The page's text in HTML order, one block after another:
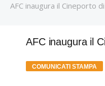
AFC inaugura il Cineporto
AFC inaugura il
COMUNICATI STAMPA